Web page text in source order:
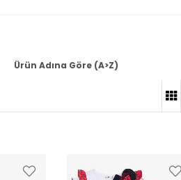
Ürün Adına Göre (A>Z)